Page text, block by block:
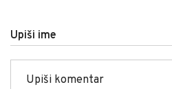
Upiši ime